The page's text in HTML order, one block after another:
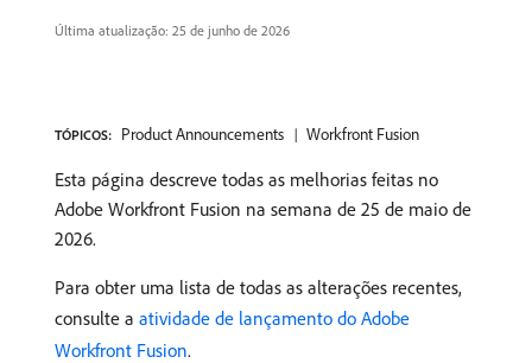
Última atualização: 25 de junho de 2026
TÓPICOS: Product Announcements Workfront Fusion
Esta página descreve todas as melhorias feitas no
Adobe Workfront Fusion na semana de 25 de maio de
2026.
Para obter uma lista de todas as alterações recentes,
consulte a atividade de lançamento do Adobe
Workfront Fusion.